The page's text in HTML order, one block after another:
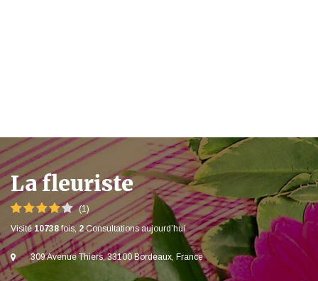
La fleuriste
(1)
Visité10738fois, 2Consultations aujourd’hui
309 Avenue Thiers, 33100 Bordeaux, France